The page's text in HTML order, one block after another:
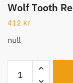
Wolf Tooth
412 kr
null
Tooth